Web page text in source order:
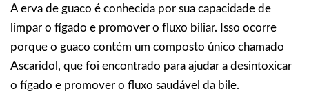
A erva de guaco é conhecida por sua capacidade de
limpar o fígado e promover o fluxo biliar. Isso ocorre
porque o guaco contém um composto único chamado
Ascaridol, que foi encontrado para ajudar a desintoxicar
o fígado e promover o fluxo saudável da bile.